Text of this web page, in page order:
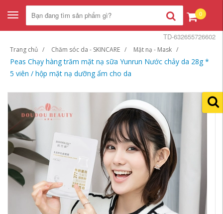
Toggle
navigation
0
Trang chủ Chăm sóc da - SKINCARE Mặt nạ - Mask
Peas Chạy hàng trăm mặt nạ sữa Yunrun Nước chảy da 28g *
5 viên / hộp mặt nạ dưỡng ẩm cho da
TD-632655726602